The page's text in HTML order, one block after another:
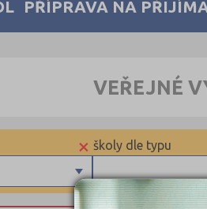
PŘÍPRAVA NA
VEŘEJNÉ
školy dle typu
×